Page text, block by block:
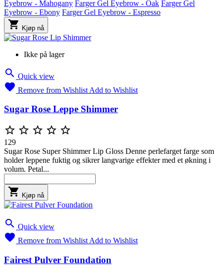
Eyebrow - Mahogany Farger Gel Eyebrow - Oak Farger Gel
Eyebrow - Ebony Farger Gel Eyebrow - Espresso
 Kjøp nå
Ikke på lager
 Quick view
 Remove from Wishlist Add to Wishlist
Sugar Rose Leppe Shimmer
    
129
Sugar Rose Super Shimmer Lip Gloss Denne perlefarget farge som
holder leppene fuktig og sikrer langvarige effekter med et økning i
volum. Petal...
 Kjøp nå
 Quick view
 Remove from Wishlist Add to Wishlist
Fairest Pulver Foundation